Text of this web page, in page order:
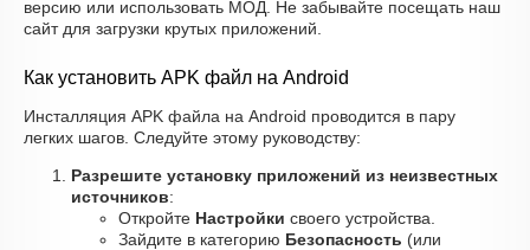
версию или использовать МОД. Не забывайте посещать наш
сайт для загрузки крутых приложений.
Как установить APK файл на Android
Инсталляция APK файла на Android проводится в пару
легких шагов. Следуйте этому руководству:
Разрешите установку приложений из неизвестных
источников:
Откройте Настройки своего устройства.
Зайдите в категорию Безопасность (или